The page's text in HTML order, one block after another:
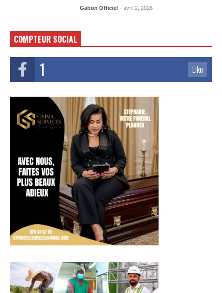
Gabon Officiel - avril 2, 2026
COMPTEUR SOCIAL
1 Like